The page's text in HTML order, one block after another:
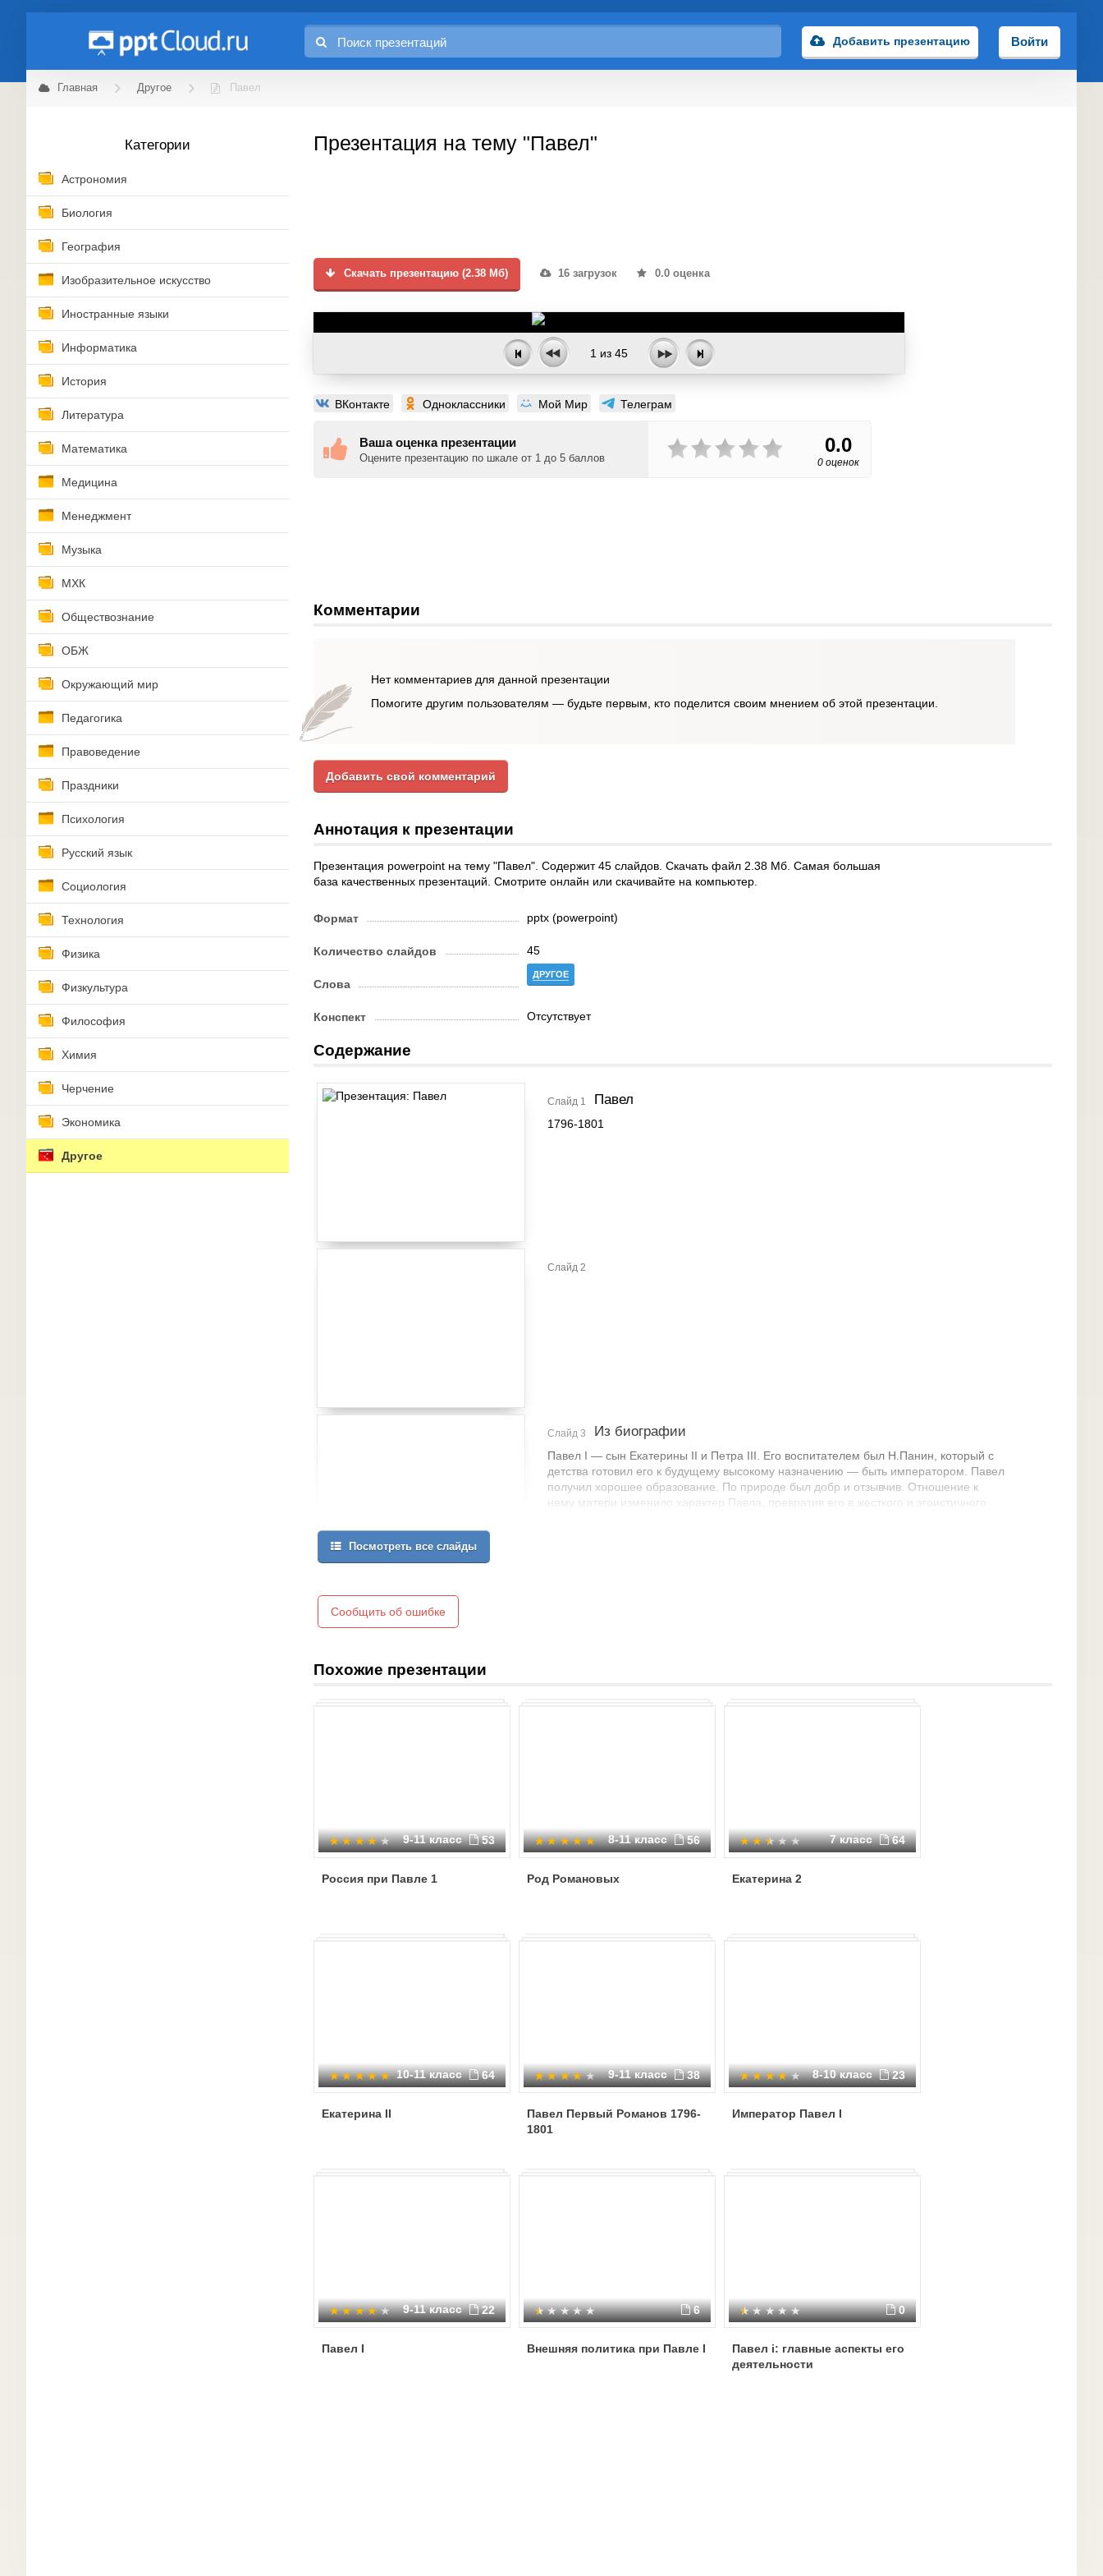
Добавить презентацию Войти
Главная Другое Павел
Категории
Астрономия
Биология
География
Изобразительное искусство
Иностранные языки
Информатика
История
Литература
Математика
Медицина
Менеджмент
Музыка
МХК
Обществознание
ОБЖ
Окружающий мир
Педагогика
Правоведение
Праздники
Психология
Русский язык
Социология
Технология
Физика
Физкультура
Философия
Химия
Черчение
Экономика
Другое
Презентация на тему "Павел"
Скачать презентацию (2.38 Мб) 16 загрузок 0.0 оценка
1 из 45
ВКонтакте Одноклассники Мой Мир Телеграм
Ваша оценка презентации
Оцените презентацию по шкале от 1 до 5 баллов
0.0
0 оценок
Комментарии
Нет комментариев для данной презентации
Помогите другим пользователям — будьте первым, кто поделится своим мнением об этой презентации.
Добавить свой комментарий
Аннотация к презентации
Презентация powerpoint на тему "Павел". Содержит 45 слайдов. Скачать файл 2.38 Мб. Самая большая
база качественных презентаций. Смотрите онлайн или скачивайте на компьютер.
Формат pptx (powerpoint)
Количество слайдов 45
Слова
ДРУГОЕ
Конспект Отсутствует
Содержание
Слайд 1 Павел
1796-1801
Слайд 2
Слайд 3 Из биографии
Павел I — сын Екатерины II и Петра III. Его воспитателем был Н.Панин, который с
детства готовил его к будущему высокому назначению — быть императором. Павел
получил хорошее образование. По природе был добр и отзывчив. Отношение к
нему матери изменило характер Павла, превратив его в жесткого и эгоистичного
Посмотреть все слайды
Сообщить об ошибке
Похожие презентации
9-11 класс 53
Россия при Павле 1
8-11 класс 56
Род Романовых
7 класс 64
Екатерина 2
10-11 класс 64
Екатерина II
9-11 класс 38
Павел Первый Романов 1796-
1801
8-10 класс 23
Император Павел I
9-11 класс 22
Павел I
6
Внешняя политика при Павле I
0
Павел i: главные аспекты его
деятельности